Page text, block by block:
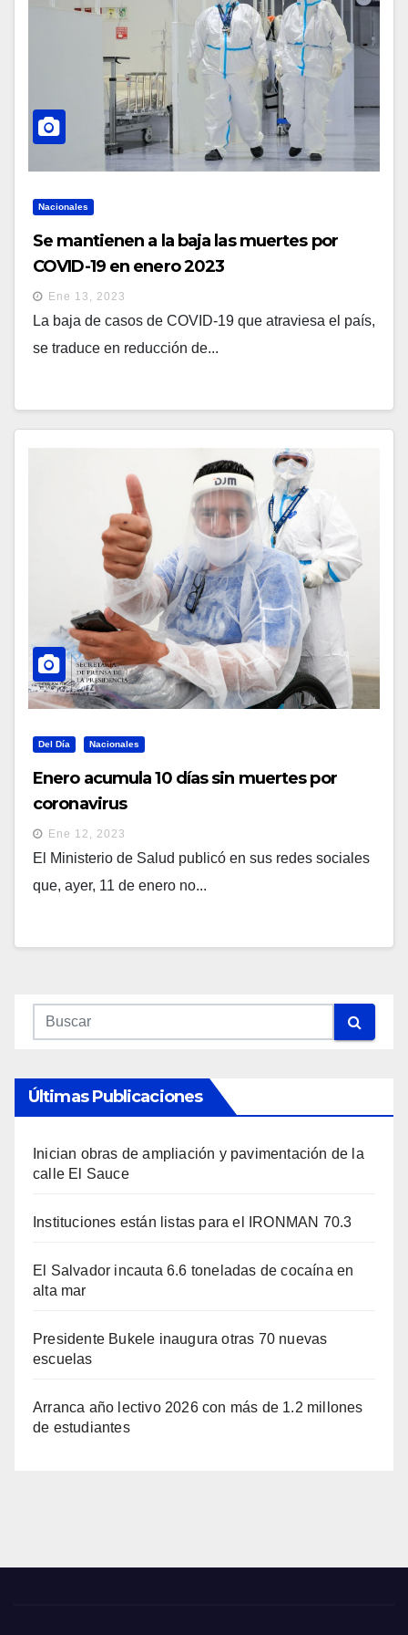
Nacionales
Se mantienen a la baja las muertes por
COVID-19 en enero 2023
Ene 13, 2023
La baja de casos de COVID-19 que atraviesa el país,
se traduce en reducción de...
Del Día Nacionales
Enero acumula 10 días sin muertes por
coronavirus
Ene 12, 2023
El Ministerio de Salud publicó en sus redes sociales
que, ayer, 11 de enero no...
Últimas Publicaciones
Inician obras de ampliación y pavimentación de la
calle El Sauce
Instituciones están listas para el IRONMAN 70.3
El Salvador incauta 6.6 toneladas de cocaína en
alta mar
Presidente Bukele inaugura otras 70 nuevas
escuelas
Arranca año lectivo 2026 con más de 1.2 millones
de estudiantes